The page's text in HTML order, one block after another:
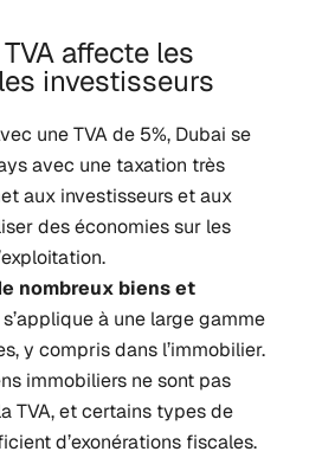
affecte les
investisseurs
une TVA de 5%, Dubai se
avec une taxation très
aux investisseurs et aux
des économies sur les
nombreux biens et
s’applique à une large gamme
y compris dans l’immobilier.
immobiliers ne sont pas
TVA, et certains types de
d’exonérations fiscales.